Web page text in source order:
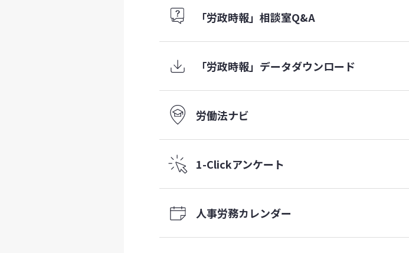
「労政時報」 相談室Q&A
「労政時報」 データダウンロード
労働法ナビ
1-Clickアンケート
人事労務カレンダー